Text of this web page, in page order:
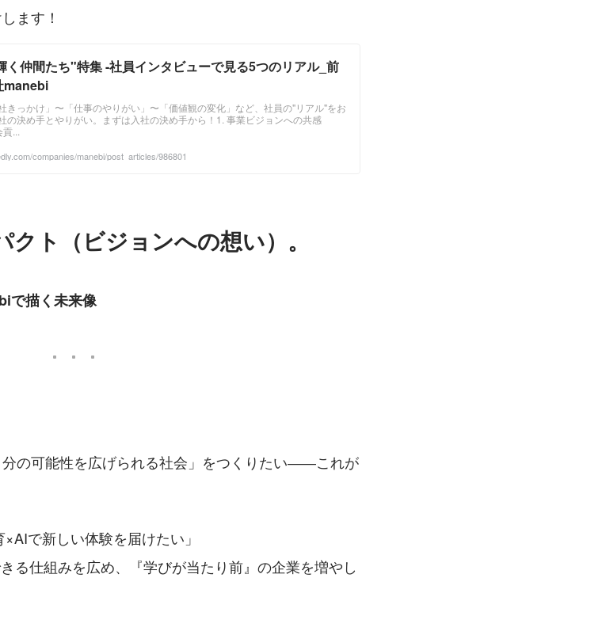
ます！
仲間たち"特集 -社員インタビューで見る5つのリアル_前
manebi
きっかけ」〜「仕事のやりがい」〜「価値観の変化」など、社員の"リアル"をお
の決め手とやりがい。まずは入社の決め手から！1. 事業ビジョンへの共感
...
companies/manebi/post_articles/986801
クト（ビジョンへの想い）。
で描く未来像
の可能性を広げられる社会」をつくりたい――これが
で新しい体験を届けたい」
る仕組みを広め、『学びが当たり前』の企業を増やし